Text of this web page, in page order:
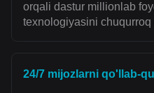
orqali dastur millionlab
texnologiyasini
24/7 mijozlarni qo'llab-